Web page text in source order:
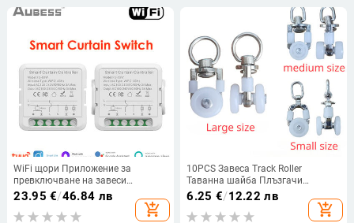
WiFi щори Приложение за
превключване на завеси
Дистанционно управление за
електрически ролетни щори
Слънцезащитен крем Tuya Smart
23.95 €/46.84 лв
add_shopping_cart
10PCS Завеса Track Roller
Таванна шайба Плъзгачи
Безшумни куки Завеси Метални
колела Релсови ролки Монтаж
Плъзгащи се шайби Релси
6.25 €/12.22 лв
add_shopping_cart